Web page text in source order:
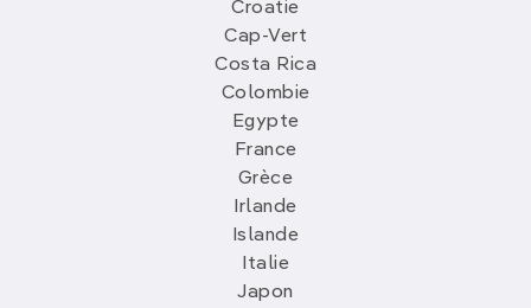
Croatie
Cap-Vert
Costa Rica
Colombie
Egypte
France
Grèce
Irlande
Islande
Italie
Japon